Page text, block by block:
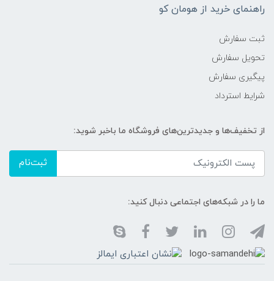
راهنمای خرید از هومان کو
ثبت سفارش
تحویل سفارش
پیگیری سفارش
شرایط استرداد
از تخفیف‌ها و جدیدترین‌های فروشگاه ما باخبر شوید:
ثبت‌نام
ما را در شبکه‌های اجتماعی دنبال کنید: